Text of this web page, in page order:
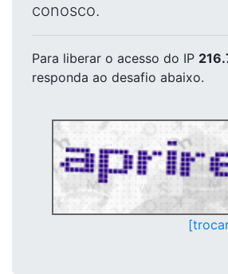
conosco.
Para liberar o acesso do IP
responda ao desafio abaixo.